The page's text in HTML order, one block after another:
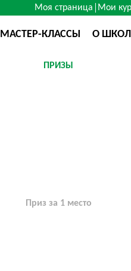
Моя страница Мои
МАСТЕР-КЛАССЫ О
ПРИЗЫ
Приз за 1 место